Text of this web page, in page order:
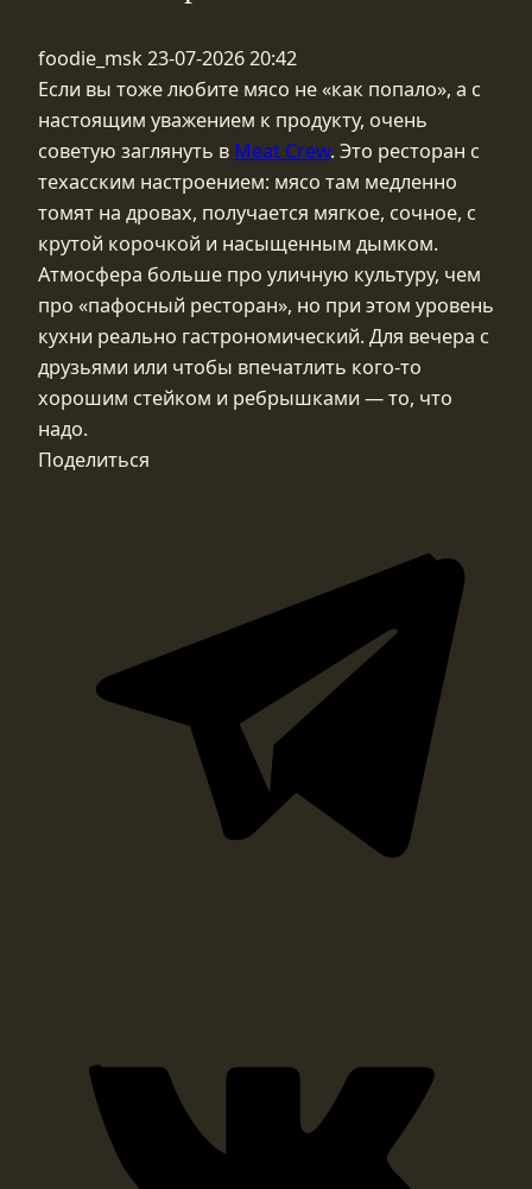
foodie_msk23-07-2026 20:42
Если вы тоже любите мясо не «как попало», а с
настоящим уважением к продукту, очень
советую заглянуть в Meat Crew. Это ресторан с
техасским настроением: мясо там медленно
томят на дровах, получается мягкое, сочное, с
крутой корочкой и насыщенным дымком.
Атмосфера больше про уличную культуру, чем
про «пафосный ресторан», но при этом уровень
кухни реально гастрономический. Для вечера с
друзьями или чтобы впечатлить кого‑то
хорошим стейком и ребрышками — то, что
надо.
Поделиться